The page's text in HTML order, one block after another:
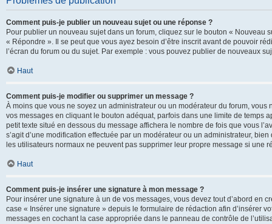
Comment puis-je publier un nouveau sujet ou une réponse ?
Pour publier un nouveau sujet dans un forum, cliquez sur le bouton «
« Répondre ». Il se peut que vous ayez besoin d’être inscrit avant de pouvoir
l’écran du forum ou du sujet. Par exemple : vous pouvez publier de nouveaux
Haut
Comment puis-je modifier ou supprimer un message ?
À moins que vous ne soyez un administrateur ou un modérateur du forum,
vos messages en cliquant le bouton adéquat, parfois dans une limite de temps
petit texte situé en dessous du message affichera le nombre de fois que vous
s’agit d’une modification effectuée par un modérateur ou un administrateur,
les utilisateurs normaux ne peuvent pas supprimer leur propre message si une
Haut
Comment puis-je insérer une signature à mon message ?
Pour insérer une signature à un de vos messages, vous devez tout d’abord en
case « Insérer une signature » depuis le formulaire de rédaction afin d’insérer
messages en cochant la case appropriée dans le panneau de contrôle de